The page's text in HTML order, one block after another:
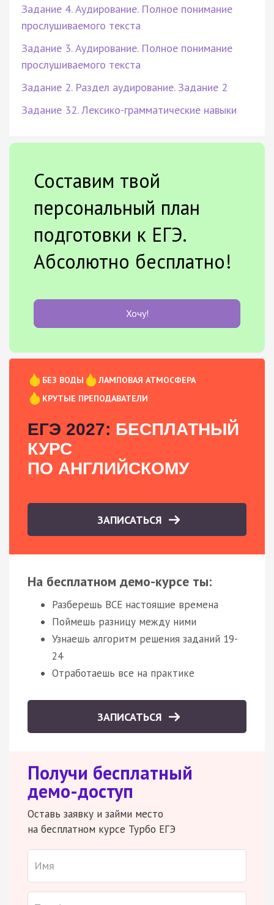
Задание 4. Аудирование. Полное понимание
прослушиваемого текста
Задание 3. Аудирование. Полное понимание
прослушиваемого текста
Задание 2. Раздел аудирование. Задание 2
Задание 32. Лексико-грамматические навыки
Составим твой
персональный план
подготовки к ЕГЭ.
Абсолютно бесплатно!
Хочу!
БЕЗ ВОДЫ
ЛАМПОВАЯ АТМОСФЕРА
КРУТЫЕ ПРЕПОДАВАТЕЛИ
ЕГЭ 2027: БЕСПЛАТНЫЙ
КУРС
ПО АНГЛИЙСКОМУ
ЗАПИСАТЬСЯ
На бесплатном демо-курсе ты:
Разберешь ВСЕ настоящие времена
Поймешь разницу между ними
Узнаешь алгоритм решения заданий 19-
24
Отработаешь все на практике
ЗАПИСАТЬСЯ
Получи бесплатный
демо-доступ
Оставь заявку и займи место
на бесплатном курсе Турбо ЕГЭ